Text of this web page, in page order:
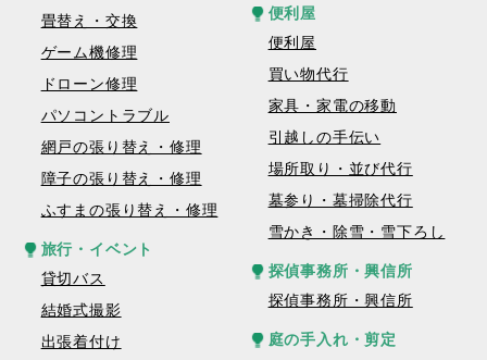
畳替え・交換
ゲーム機修理
ドローン修理
パソコントラブル
網戸の張り替え・修理
障子の張り替え・修理
ふすまの張り替え・修理
旅行・イベント
貸切バス
結婚式撮影
出張着付け
便利屋
便利屋
買い物代行
家具・家電の移動
引越しの手伝い
場所取り・並び代行
墓参り・墓掃除代行
雪かき・除雪・雪下ろし
探偵事務所・興信所
探偵事務所・興信所
庭の手入れ・剪定